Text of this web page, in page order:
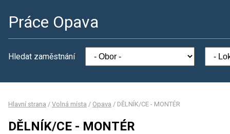
Práce Opava
Hledat zaměstnání
Hlavní strana / Volná místa / Opava / DĚLNÍK/CE - MONTÉR
DĚLNÍK/CE - MONTÉR